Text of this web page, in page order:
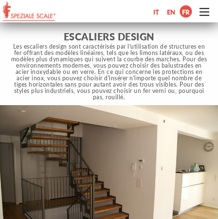
IT EN FR
ESCALIERS DESIGN
Les escaliers design sont caractérisés par l'utilisation de structures en
fer offrant des modèles linéaires, tels que les limons latéraux, ou des
modèles plus dynamiques qui suivent la courbe des marches. Pour des
environnements modernes, vous pouvez choisir des balustrades en
acier inoxydable ou en verre. En ce qui concerne les protections en
acier inox, vous pouvez choisir d'insérer n'importe quel nombre de
tiges horizontales sans pour autant avoir des trous visibles. Pour des
styles plus industriels, vous pouvez choisir un fer verni ou, pourquoi
pas, rouillé.